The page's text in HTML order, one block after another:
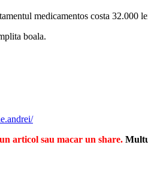
medicamentos costa 32.000
boala.
articol sau macar un share.